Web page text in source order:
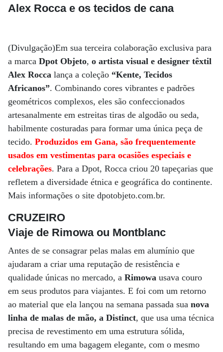
Alex Rocca e os tecidos de cana
(Divulgação)Em sua terceira colaboração exclusiva para
a marca Dpot Objeto, o artista visual e designer têxtil
Alex Rocca lança a coleção “Kente, Tecidos
Africanos”. Combinando cores vibrantes e padrões
geométricos complexos, eles são confeccionados
artesanalmente em estreitas tiras de algodão ou seda,
habilmente costuradas para formar uma única peça de
tecido. Produzidos em Gana, são frequentemente
usados em vestimentas para ocasiões especiais e
celebrações. Para a Dpot, Rocca criou 20 tapeçarias que
refletem a diversidade étnica e geográfica do continente.
Mais informações o site dpotobjeto.com.br.
CRUZEIRO
Viaje de Rimowa ou Montblanc
Antes de se consagrar pelas malas em alumínio que
ajudaram a criar uma reputação de resistência e
qualidade únicas no mercado, a Rimowa usava couro
em seus produtos para viajantes. E foi com um retorno
ao material que ela lançou na semana passada sua nova
linha de malas de mão, a Distinct, que usa uma técnica
precisa de revestimento em uma estrutura sólida,
resultando em uma bagagem elegante, com o mesmo